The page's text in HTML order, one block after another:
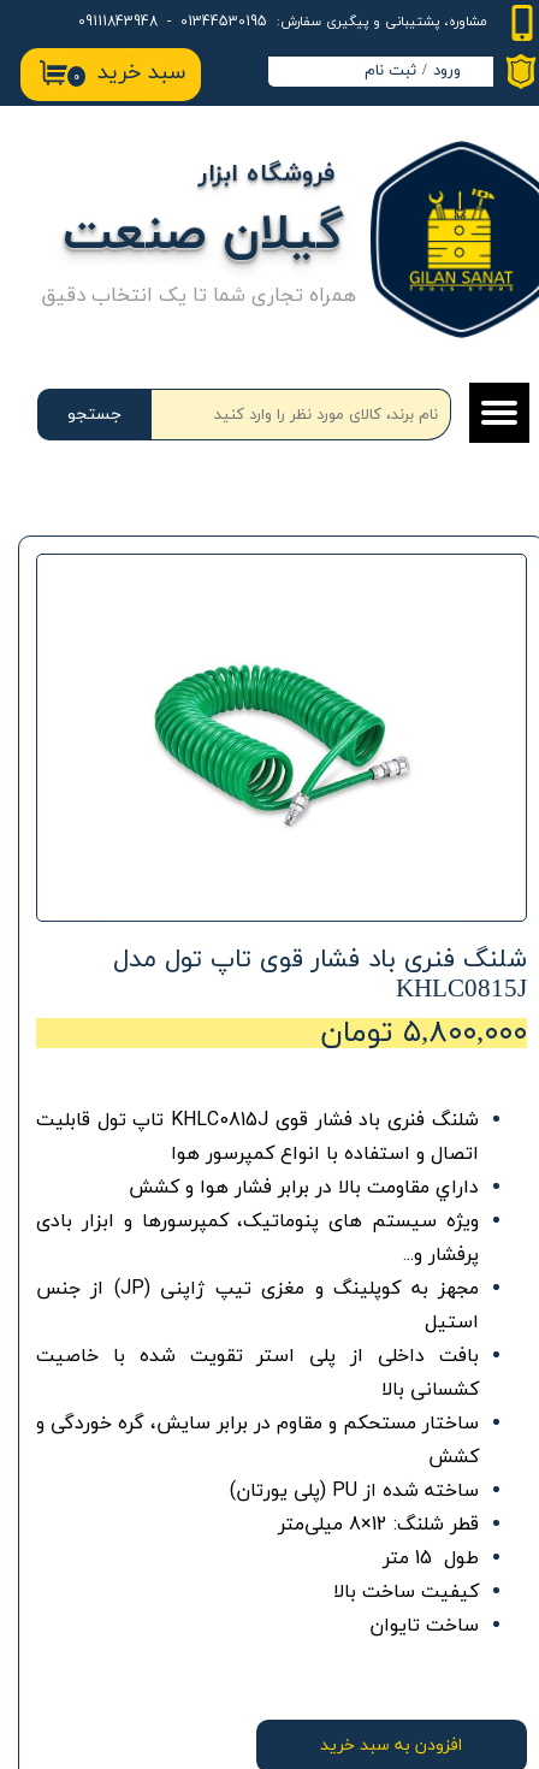
مشاوره، پشتیبانی و پیگیری سفارش:
۰ سبد خرید ورود / ثبت نام
حساب کاربری من
تغییر گذر واژه
سفارشات
خروج از حساب کاربری
جستجو
گیلان صنعت
فروشگاه ابزار
همراه تجاری شما تا یک انتخاب دقیق
شلنگ فنری باد فشار قوی تاپ تول مدل
KHLC0815J
۵,۸۰۰,۰۰۰ تومان
شلنگ فنری باد فشار قوی KHLC0815J تاپ تول قابلیت
اتصال و استفاده با انواع کمپرسور هوا
داراي مقاومت بالا در برابر فشار هوا و كشش
ویژه سیستم های پنوماتیک، کمپرسورها و ابزار بادی
پرفشار و...
مجهز به کوپلینگ و مغزی تیپ ژاپنی (JP) از جنس
استیل
بافت داخلی از پلی استر تقویت شده با خاصیت
کشسانی بالا
ساختار مستحکم و مقاوم در برابر سایش، گره خوردگی و
کشش
ساخته شده از PU (پلی یورتان)
قطر شلنگ: 12×8 میلی‌متر
طول 15 متر
كيفيت ساخت بالا
ساخت تایوان
افزودن به سبد خرید